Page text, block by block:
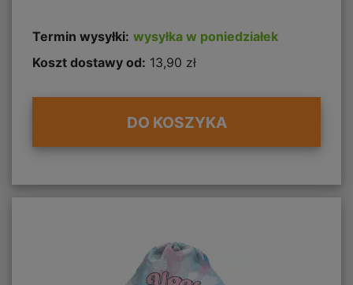
Termin wysyłki: wysyłka w poniedziałek
Koszt dostawy od: 13,90 zł
DO KOSZYKA